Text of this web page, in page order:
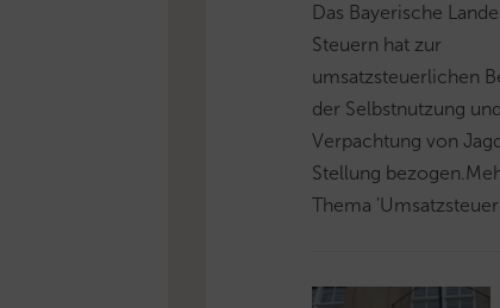
Das Bayerische
Steuern hat zur
umsatzsteuerlichen
der Selbstnutzung und
Verpachtung von
Stellung
Thema